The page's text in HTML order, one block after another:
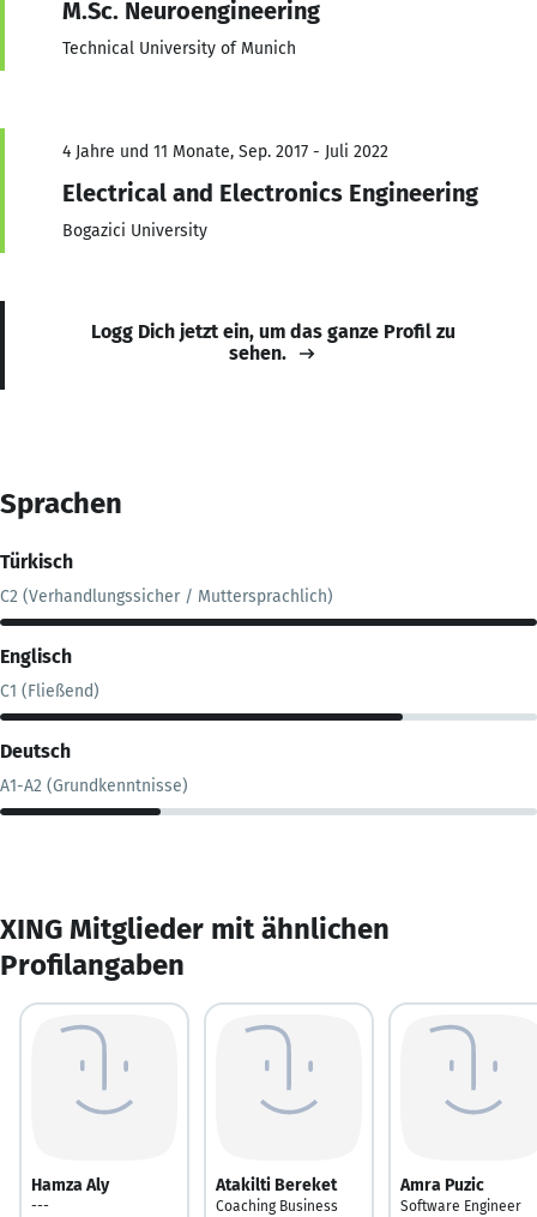
M.Sc. Neuroengineering
Technical University of Munich
4 Jahre und 11 Monate, Sep. 2017 - Juli 2022
Electrical and Electronics Engineering
Bogazici University
Logg Dich jetzt ein, um das ganze Profil zu
sehen.
Sprachen
Türkisch
C2 (Verhandlungssicher / Muttersprachlich)
Englisch
C1 (Fließend)
Deutsch
A1-A2 (Grundkenntnisse)
XING Mitglieder mit ähnlichen
Profilangaben
Hamza Aly
---
Atakilti Bereket
Coaching Business
Amra Puzic
Software Engineer